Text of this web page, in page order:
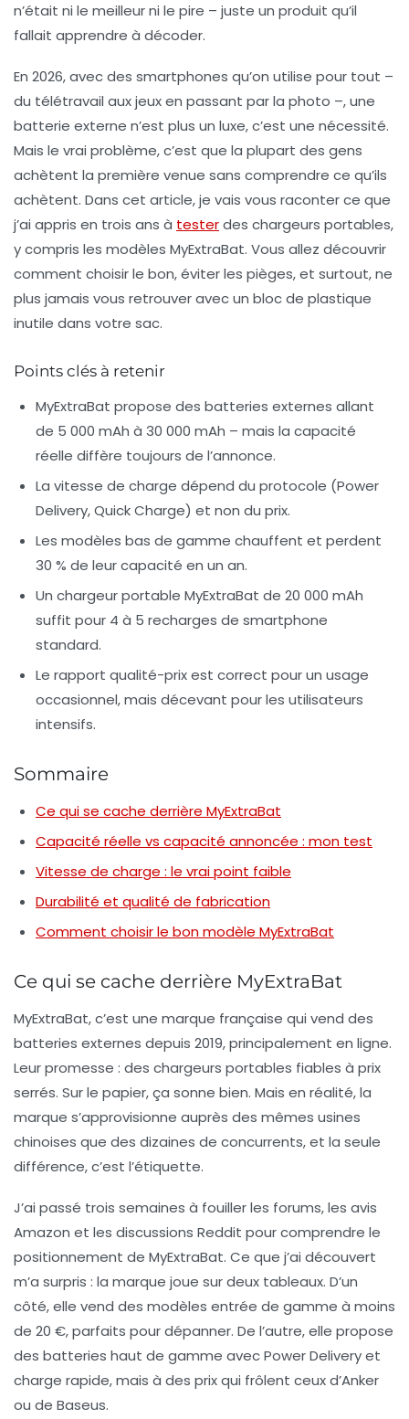
n’était ni le meilleur ni le pire – juste un produit qu’il
fallait apprendre à décoder.
En 2026, avec des smartphones qu’on utilise pour tout –
du télétravail aux jeux en passant par la photo –, une
batterie externe n’est plus un luxe, c’est une nécessité.
Mais le vrai problème, c’est que la plupart des gens
achètent la première venue sans comprendre ce qu’ils
achètent. Dans cet article, je vais vous raconter ce que
j’ai appris en trois ans à testerdes chargeurs portables,
y compris les modèles MyExtraBat. Vous allez découvrir
comment choisir le bon, éviter les pièges, et surtout, ne
plus jamais vous retrouver avec un bloc de plastique
inutile dans votre sac.
Points clés à retenir
MyExtraBat propose des batteries externes allant
de 5 000 mAh à 30 000 mAh – mais la capacité
réelle diffère toujours de l’annonce.
La vitesse de charge dépend du protocole (Power
Delivery, Quick Charge) et non du prix.
Les modèles bas de gamme chauffent et perdent
30 % de leur capacité en un an.
Un chargeur portable MyExtraBat de 20 000 mAh
suffit pour 4 à 5 recharges de smartphone
standard.
Le rapport qualité-prix est correct pour un usage
occasionnel, mais décevant pour les utilisateurs
intensifs.
Sommaire
Ce qui se cache derrière MyExtraBat
Capacité réelle vs capacité annoncée : mon test
Vitesse de charge : le vrai point faible
Durabilité et qualité de fabrication
Comment choisir le bon modèle MyExtraBat
Ce qui se cache derrière MyExtraBat
MyExtraBat, c’est une marque française qui vend des
batteries externes depuis 2019, principalement en ligne.
Leur promesse : des chargeurs portables fiables à prix
serrés. Sur le papier, ça sonne bien. Mais en réalité, la
marque s’approvisionne auprès des mêmes usines
chinoises que des dizaines de concurrents, et la seule
différence, c’est l’étiquette.
J’ai passé trois semaines à fouiller les forums, les avis
Amazon et les discussions Reddit pour comprendre le
positionnement de MyExtraBat. Ce que j’ai découvert
m’a surpris : la marque joue sur deux tableaux. D’un
côté, elle vend des modèles entrée de gamme à moins
de 20 €, parfaits pour dépanner. De l’autre, elle propose
des batteries haut de gamme avec Power Delivery et
charge rapide, mais à des prix qui frôlent ceux d’Anker
ou de Baseus.